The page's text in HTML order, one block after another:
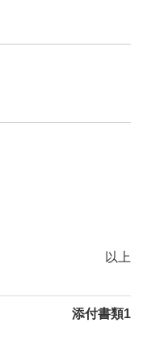
以上
添付書類1